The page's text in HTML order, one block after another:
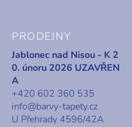
PRODEJNY
Jablonec nad Nisou - K 2
0. únoru 2026 UZAVŘEN
A
+420 602 360 535
info@barvy-tapety.cz
U Přehrady 4596/42A